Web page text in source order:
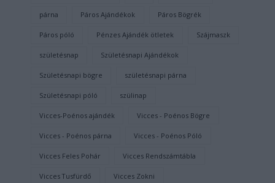
párna Páros Ajándékok Páros Bögrék
Páros póló Pénzes Ajándék ötletek Szájmaszk
születésnap Születésnapi Ajándékok
Születésnapi bögre születésnapi párna
Születésnapi póló szülinap
Vicces-Poénos ajándék Vicces - Poénos Bögre
Vicces - Poénos párna Vicces - Poénos Póló
Vicces Feles Pohár Vicces Rendszámtábla
Vicces Tusfürdő Vicces Zokni